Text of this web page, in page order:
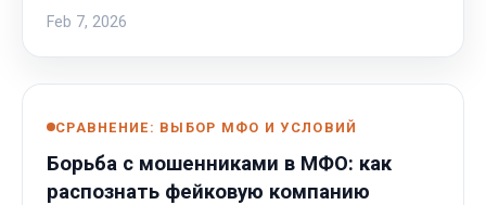
Feb 7, 2026
СРАВНЕНИЕ: ВЫБОР МФО И УСЛОВИЙ
Борьба с мошенниками в МФО: как
распознать фейковую компанию